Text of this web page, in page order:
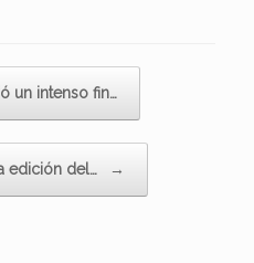
un intenso fin…
edición del… →